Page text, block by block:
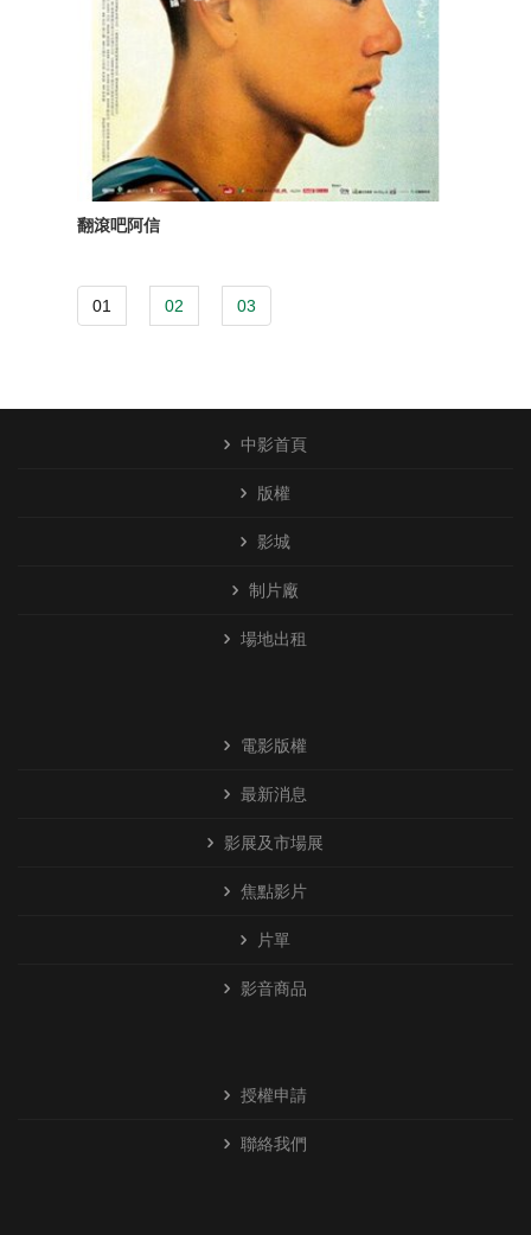
翻滾吧阿信
01 02 03
中影首頁
版權
影城
制片廠
場地出租
電影版權
最新消息
影展及市場展
焦點影片
片單
影音商品
授權申請
聯絡我們